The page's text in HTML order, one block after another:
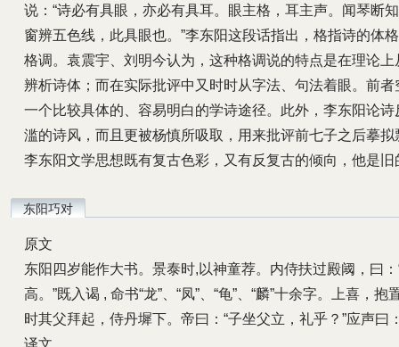
说：“诗必有具眼，亦必有具耳。眼主格，耳主声。闻琴断
窗辨五色线，此具眼也。”李东阳这段话指出，格指诗的体
格调。袁震宇、刘明今认为，这种格调说的特点是在理论
辨析诗体；而在实际批评中又时时从字法、句法着眼。前
一个比较具体的、容易明白的学诗途径。此外，李东阳论
滥的诗风，而且更被杨慎所吸取，用来批评前七子之后摹
李东阳文学思想既有复古色彩，又有反复古的倾向，他是
东阳巧对
原文
东阳四岁能作大书。景泰时,以神童荐。内侍扶过殿阈，曰：
高。”既入谒 , 命书“龙”、“凤”、“龟”、“麟”十余字。上喜，
时其父拜起，侍丹墀下。帝曰：“子坐父立，礼乎？”应声曰